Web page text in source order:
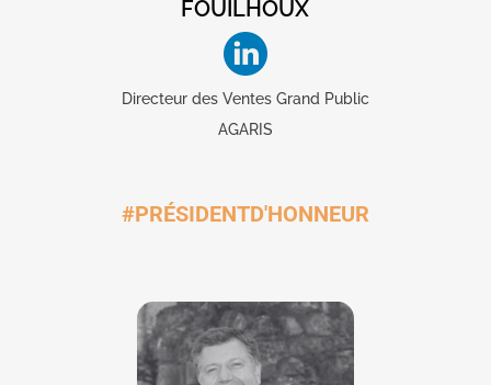
FOUILHOUX
Directeur des Ventes Grand Public
AGARIS
#PRÉSIDENTD'HONNEUR